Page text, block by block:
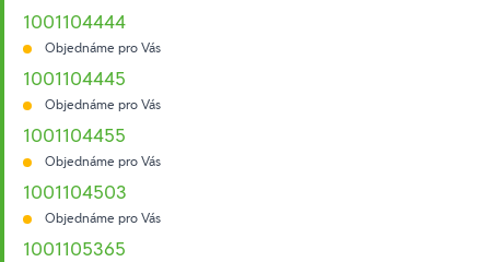
1001104444
Objednáme pro Vás
1001104445
Objednáme pro Vás
1001104455
Objednáme pro Vás
1001104503
Objednáme pro Vás
1001105365